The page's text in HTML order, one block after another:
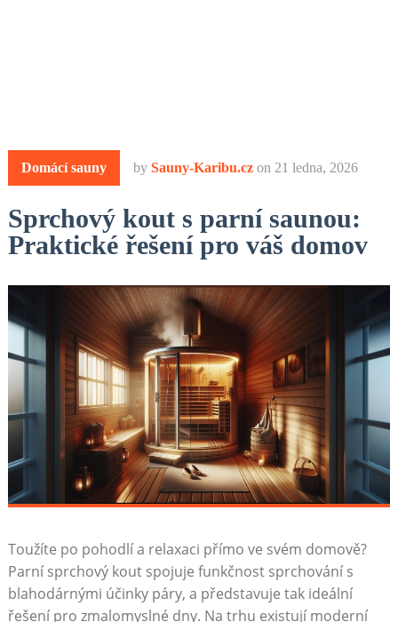
Domácí sauny by Sauny-Karibu.cz on 21 ledna, 2026
Sprchový kout s parní saunou:
Praktické řešení pro váš domov
Toužíte po pohodlí a relaxaci přímo ve svém domově?
Parní sprchový kout spojuje funkčnost sprchování s
blahodárnými účinky páry, a představuje tak ideální
řešení pro zmalomyslné dny. Na trhu existují moderní